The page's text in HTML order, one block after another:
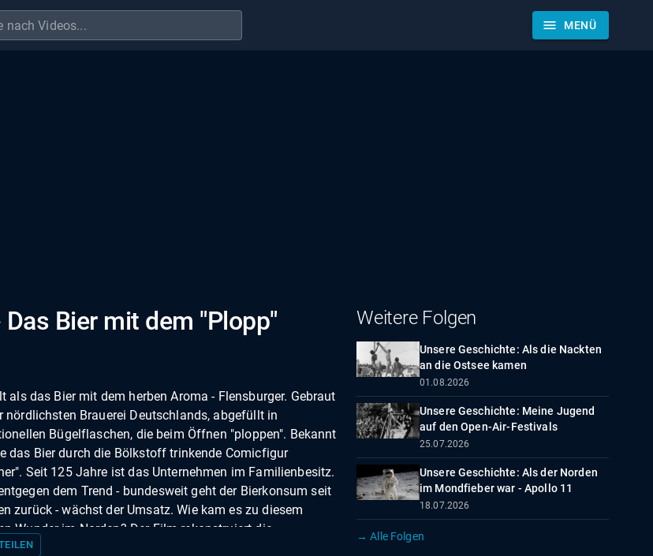
menu MENÜ
Bier mit dem "Plopp"
als das Bier mit dem herben Aroma - Flensburger. Gebraut
nördlichsten Brauerei Deutschlands, abgefüllt in
Bügelflaschen, die beim Öffnen "ploppen". Bekannt
das Bier durch die Bölkstoff trinkende Comicfigur
Seit 125 Jahre ist das Unternehmen im Familienbesitz.
dem Trend - bundesweit geht der Bierkonsum seit
zurück - wächst der Umsatz. Wie kam es zu diesem
Wunder im Norden? Der Film rekonstruiert die
Geschichte des Unternehmens.
Weitere Folgen
Unsere Geschichte: Als die Nackten
an die Ostsee kamen
01.08.2026
Unsere Geschichte: Meine Jugend
auf den Open-Air-Festivals
25.07.2026
Unsere Geschichte: Als der Norden
im Mondfieber war - Apollo 11
18.07.2026
→ Alle Folgen